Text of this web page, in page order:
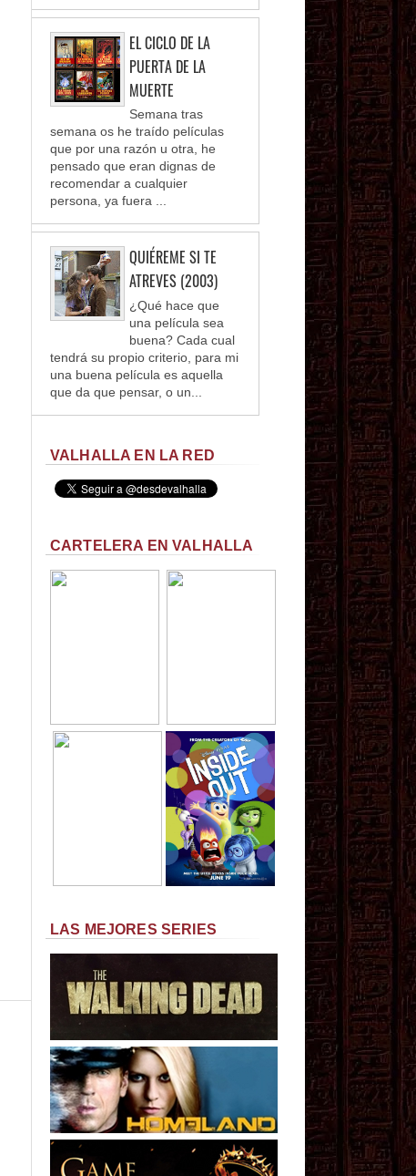
EL CICLO DE LA
PUERTA DE LA
MUERTE
Semana tras
semana os he traído películas
que por una razón u otra, he
pensado que eran dignas de
recomendar a cualquier
persona, ya fuera ...
QUIÉREME SI TE
ATREVES (2003)
¿Qué hace que
una película sea
buena? Cada cual
tendrá su propio criterio, para mi
una buena película es aquella
que da que pensar, o un...
VALHALLA EN LA RED
CARTELERA EN VALHALLA
LAS MEJORES SERIES